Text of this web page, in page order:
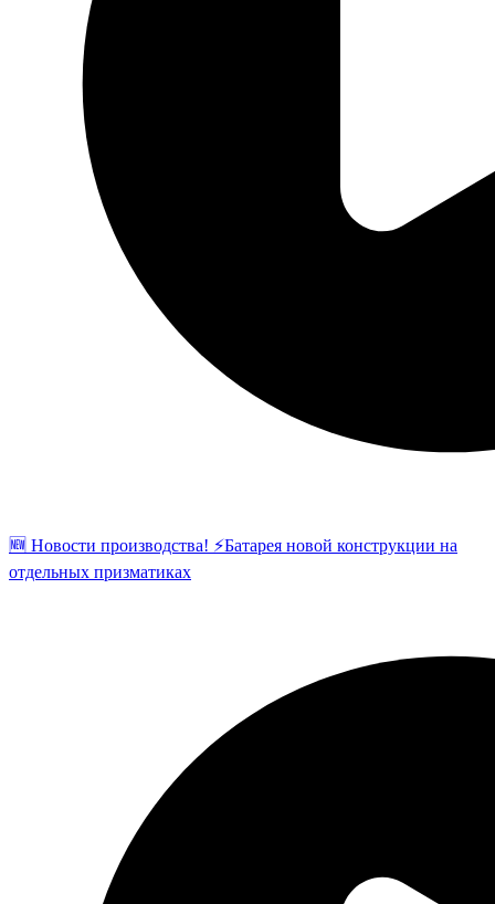
🆕 Новости производства! ⚡️Батарея новой конструкции на
отдельных призматиках